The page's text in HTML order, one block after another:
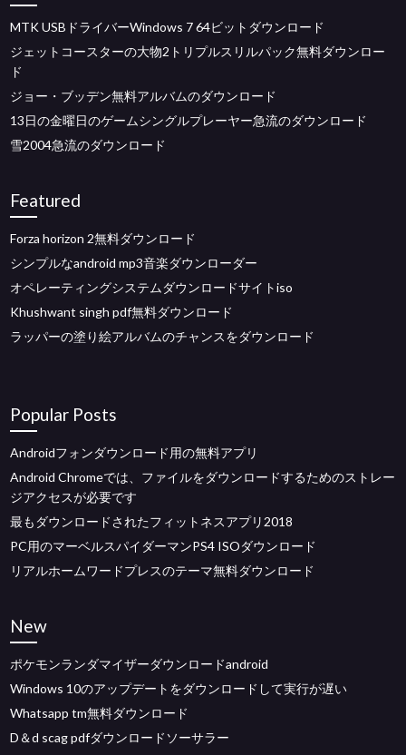
MTK USBドライバーWindows 7 64ビットダウンロード
ジェットコースターの大物2トリプルスリルパック無料ダウンロー
ド
ジョー・ブッデン無料アルバムのダウンロード
13日の金曜日のゲームシングルプレーヤー急流のダウンロード
雪2004急流のダウンロード
Featured
Forza horizo​​n 2無料ダウンロード
シンプルなandroid mp3音楽ダウンローダー
オペレーティングシステムダウンロードサイトiso
Khushwant singh pdf無料ダウンロード
ラッパーの塗り絵アルバムのチャンスをダウンロード
Popular Posts
Androidフォンダウンロード用の無料アプリ
Android Chromeでは、ファイルをダウンロードするためのストレー
ジアクセスが必要です
最もダウンロードされたフィットネスアプリ2018
PC用のマーベルスパイダーマンPS4 ISOダウンロード
リアルホームワードプレスのテーマ無料ダウンロード
New
ポケモンランダマイザーダウンロードandroid
Windows 10のアップデートをダウンロードして実行が遅い
Whatsapp tm無料ダウンロード
D＆d scag pdfダウンロードソーサラー